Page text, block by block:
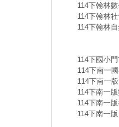
114下翰林
114下翰林
114下翰林
114下國小
114下南一
114下南一
114下南一
114下南一
114下南一